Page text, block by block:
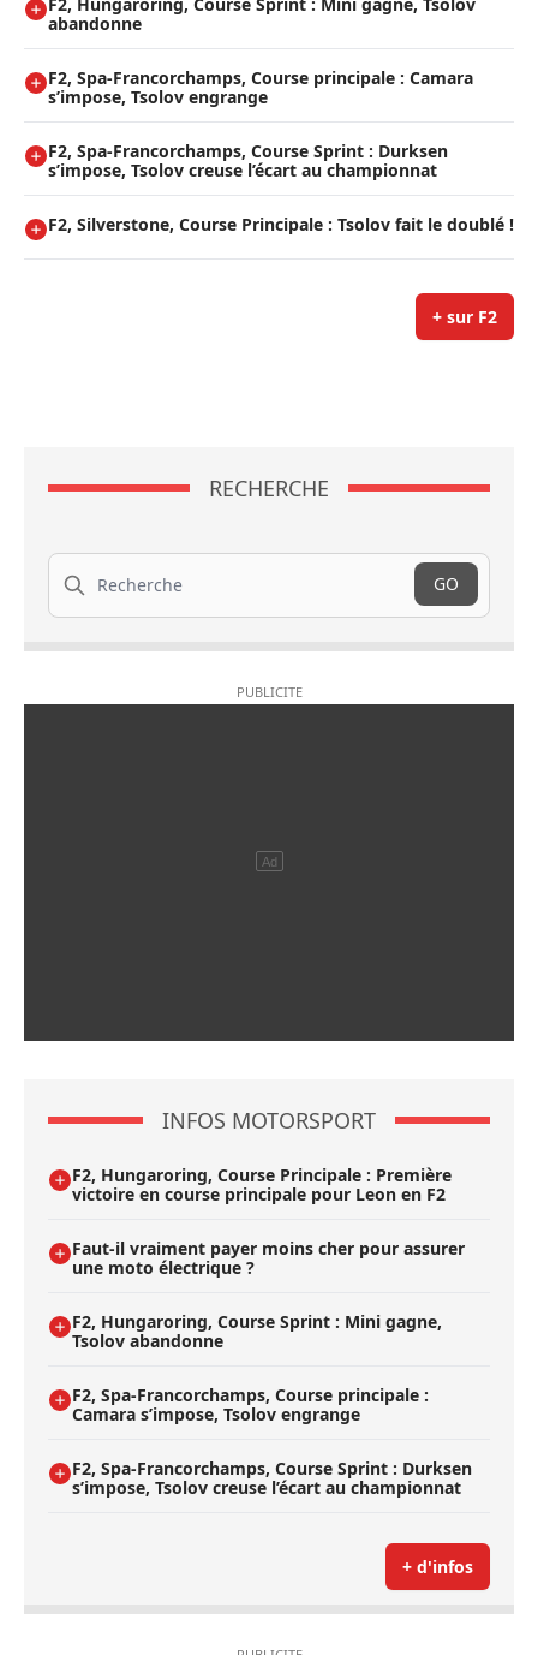
abandonne
F2, Spa-Francorchamps, Course principale : Camara
s’impose, Tsolov engrange
F2, Spa-Francorchamps, Course Sprint : Durksen
s’impose, Tsolov creuse l’écart au championnat
F2, Silverstone, Course Principale : Tsolov fait le doublé !
+ sur F2
RECHERCHE
Recherche
GO
INFOS MOTORSPORT
F2, Hungaroring, Course Principale : Première
victoire en course principale pour Leon en F2
Faut-il vraiment payer moins cher pour assurer
une moto électrique ?
F2, Hungaroring, Course Sprint : Mini gagne,
Tsolov abandonne
F2, Spa-Francorchamps, Course principale :
Camara s’impose, Tsolov engrange
F2, Spa-Francorchamps, Course Sprint : Durksen
s’impose, Tsolov creuse l’écart au championnat
+ d'infos